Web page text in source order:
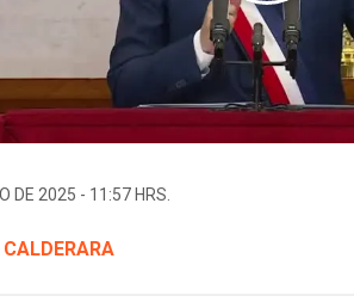
DE 2025 - 11:57 HRS.